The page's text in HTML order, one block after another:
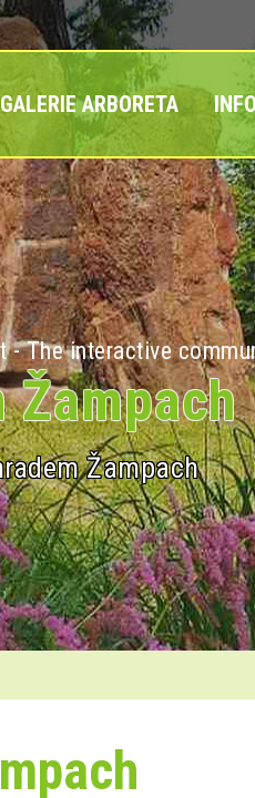
ARBORETA
- The interactive
Žampach